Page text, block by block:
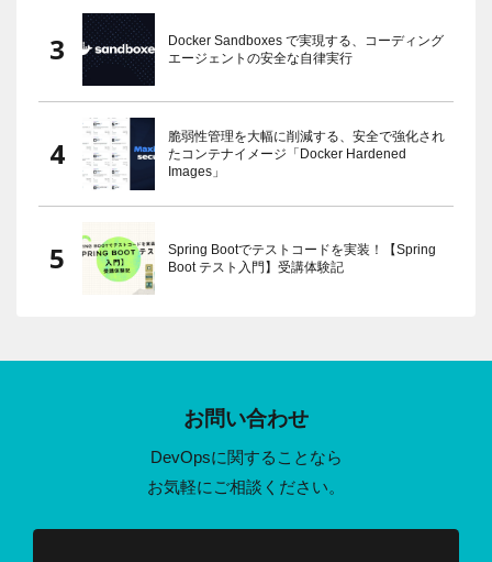
Docker Sandboxes で実現する、コーディング
エージェントの安全な自律実行
脆弱性管理を大幅に削減する、安全で強化され
たコンテナイメージ「Docker Hardened
Images」
Spring Bootでテストコードを実装！【Spring
Boot テスト入門】受講体験記
お問い合わせ
DevOpsに関することなら
お気軽にご相談ください。